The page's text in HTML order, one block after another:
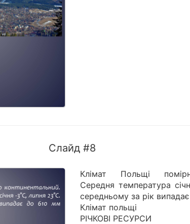
Слайд #8
Клімат Польщі
Середня температура
середньому за рік
Клімат польщі
РІЧКОВІ РЕСУРСИ